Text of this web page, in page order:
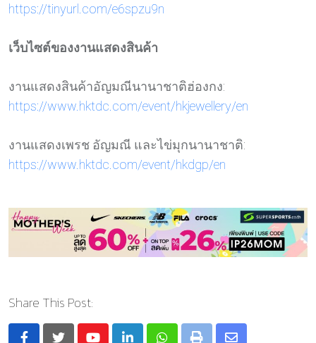
https://tinyurl.com/e6spzu9n
เว็บไซต์ของงานแสดงสินค้า
งานแสดงสินค้าอัญมณีนานาชาติฮ่องกง:
https://www.hktdc.com/event/hkjewellery/en
งานแสดงเพรช อัญมณี และไข่มุกนานาชาติ:
https://www.hktdc.com/event/hkdgp/en
Share This Post: